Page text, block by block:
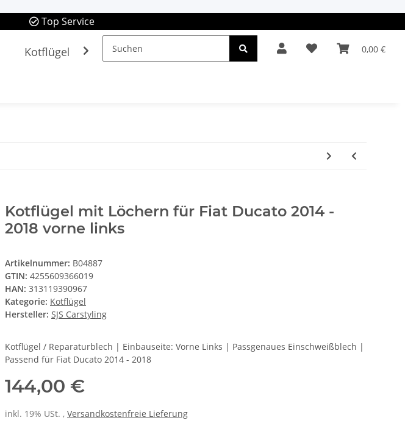
Top Service
0,00 €
Kotflügel Spiegel & Leuchten Autopflege Oldtimerteile
Kotflügel mit Löchern für Fiat Ducato 2014 -
2018 vorne links
Artikelnummer: B04887
GTIN: 4255609366019
HAN: 313119390967
Kategorie: Kotflügel
Hersteller: SJS Carstyling
Kotflügel / Reparaturblech | Einbauseite: Vorne Links | Passgenaues Einschweißblech |
Passend für Fiat Ducato 2014 - 2018
144,00 €
inkl. 19% USt. , Versandkostenfreie Lieferung